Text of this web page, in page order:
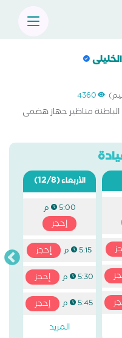
4360
مناظير جهاز هضمى
الأربعاء(12/8)
5:00 م
إحجز
5:15 م إحجز
5:30 م إحجز
5:45 م
إحجز
المزيد